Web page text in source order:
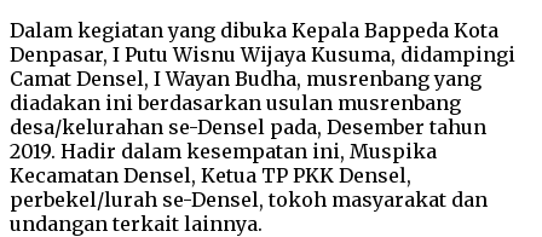
Dalam kegiatan yang dibuka Kepala Bappeda Kota
Denpasar, I Putu Wisnu Wijaya Kusuma, didampingi
Camat Densel, I Wayan Budha, musrenbang yang
diadakan ini berdasarkan usulan musrenbang
desa/kelurahan se-Densel pada, Desember tahun
2019. Hadir dalam kesempatan ini, Muspika
Kecamatan Densel, Ketua TP PKK Densel,
perbekel/lurah se-Densel, tokoh masyarakat dan
undangan terkait lainnya.